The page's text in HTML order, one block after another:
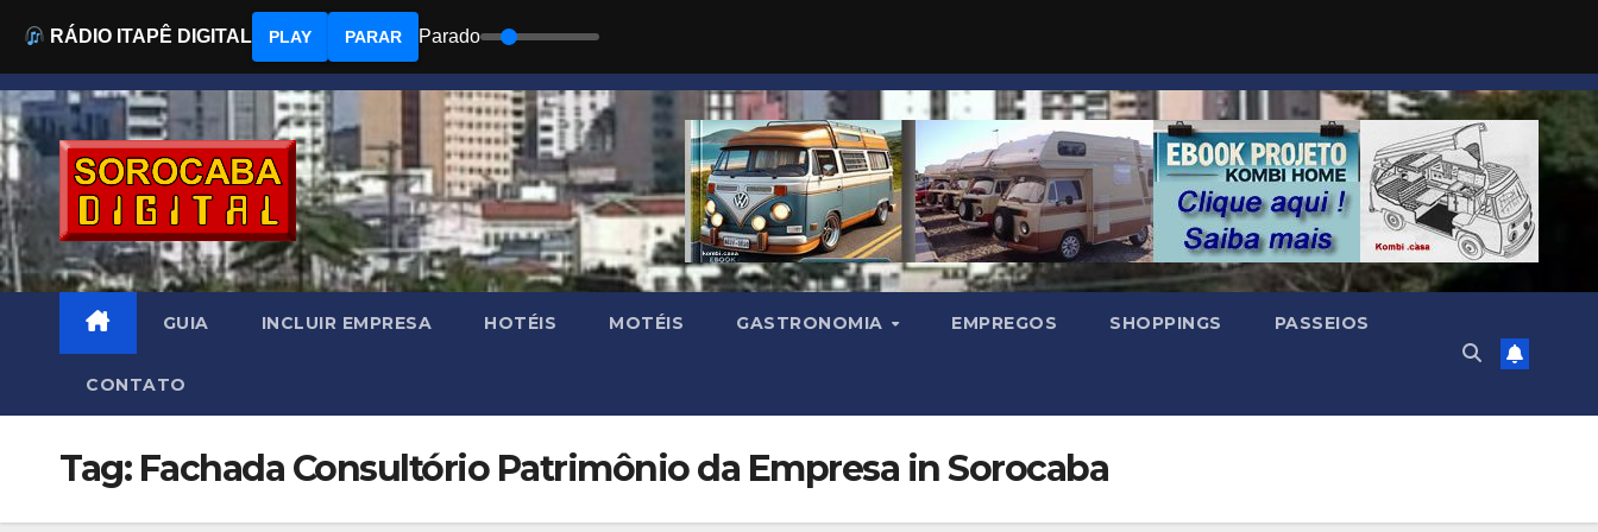
Skip
to
content
GUIA INCLUIR EMPRESA HOTÉIS MOTÉIS GASTRONOMIA EMPREGOS SHOPPINGS PASSEIOS
CONTATO
Tag: Fachada Consultório Patrimônio da Empresa in Sorocaba
RÁDIO ITAPÊ DIGITAL PLAY PARAR Parado